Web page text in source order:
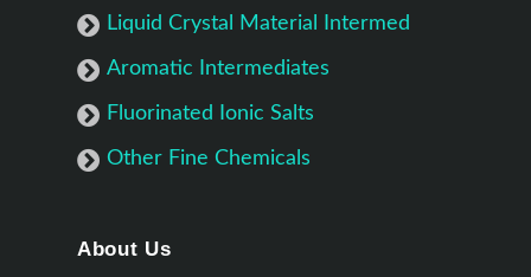
Liquid Crystal Material Intermed
Aromatic Intermediates
Fluorinated Ionic Salts
Other Fine Chemicals
About Us